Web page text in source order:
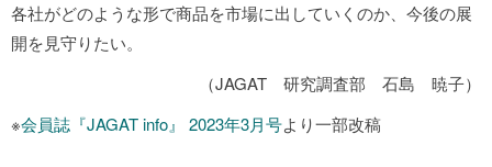
各社がどのような形で商品を市場に出していくのか、今後の展
開を見守りたい。
（JAGAT 研究調査部 石島 暁子）
※会員誌『JAGAT info』 2023年3月号より一部改稿